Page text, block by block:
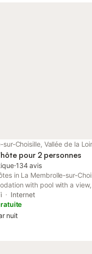
sur-Choisille, Vallée de la
pour 2 personnes
⋅134 avis
in La Membrolle-sur-
with pool with a
There is a private entrance
convenience of those
Internet
nuit